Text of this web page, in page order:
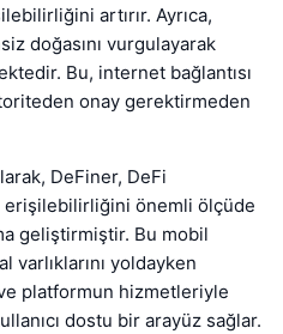
artırır. Ayrıca,
doğasını vurgulayarak
Bu, internet bağlantısı
onay gerektirmeden
DeFiner, DeFi
önemli ölçüde
geliştirmiştir. Bu mobil
varlıklarını yoldayken
platformun hizmetleriyle
dostu bir arayüz sağlar.